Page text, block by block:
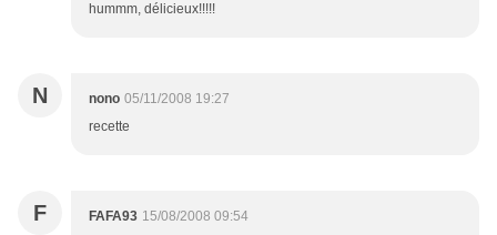
hummm, délicieux!!!!!
N nono 05/11/2008 19:27
recette
F FAFA93 15/08/2008 09:54